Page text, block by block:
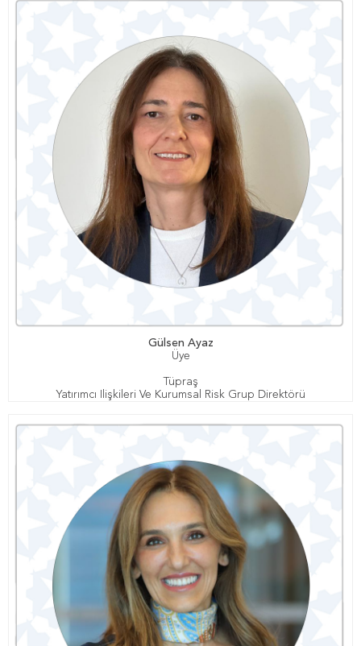
Gülsen Ayaz
Üye
Tüpraş
Yatırımcı Ilişkileri Ve Kurumsal Risk Grup Direktörü